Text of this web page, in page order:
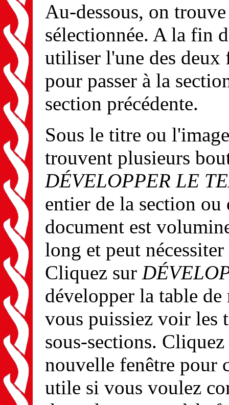
Au-dessous, on
sélectionnée. A la fin
utiliser l'une des deux
pour passer à la
section précédente.
Sous le titre ou
trouvent plusieurs
DÉVELOPPER LE
entier de la section
document est
long et peut
Cliquez sur
développer la table
vous puissiez voir les
sous-sections.
nouvelle fenêtre pour
utile si vous voulez